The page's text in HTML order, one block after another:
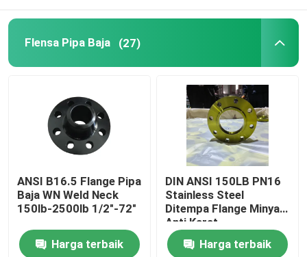
Flensa Pipa Baja (27)
ANSI B16.5 Flange Pipa
Baja WN Weld Neck
150lb-2500lb 1/2"-72"
Harga terbaik
DIN ANSI 150LB PN16
Stainless Steel
Ditempa Flange Minyak
Anti Karat,
Harga terbaik